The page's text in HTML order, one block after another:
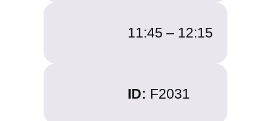
11:45 – 12:15
ID: F2031